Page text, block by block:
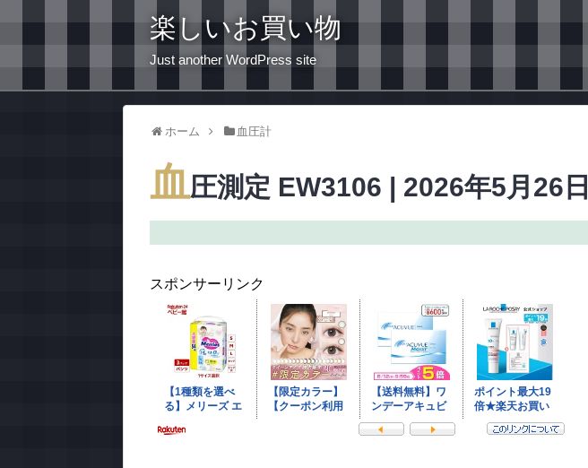
楽しいお買い物
Just another WordPress site
ホーム 血圧計
血圧測定 EW3106 | 2026年5月26日
スポンサーリンク